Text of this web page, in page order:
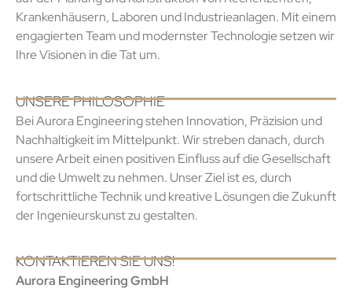
Krankenhäusern, Laboren und Industrieanlagen. Mit einem
engagierten Team und modernster Technologie setzen wir
Ihre Visionen in die Tat um.
UNSERE PHILOSOPHIE
Bei Aurora Engineering stehen Innovation, Präzision und
Nachhaltigkeit im Mittelpunkt. Wir streben danach, durch
unsere Arbeit einen positiven Einfluss auf die Gesellschaft
und die Umwelt zu nehmen. Unser Ziel ist es, durch
fortschrittliche Technik und kreative Lösungen die Zukunft
der Ingenieurskunst zu gestalten.
KONTAKTIEREN SIE UNS!
Aurora Engineering GmbH